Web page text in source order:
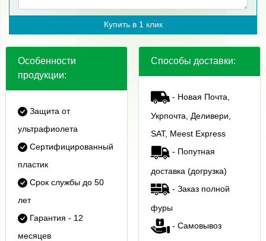
Купить в 1 клик
Особенности
продукции:
Защита от
ультрафиолета
Сертифицированный
пластик
Срок службы до 50
лет
Гарантия - 12
месяцев
Способы доставки:
- Новая Почта,
Укрпочта, Деливери,
SAT, Meest Express
- Попутная
доставка (догрузка)
- Заказ полной
фуры
- Самовывоз